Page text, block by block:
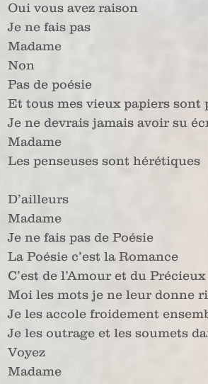
Oui vous avez raison
Je ne fais pas
Madame
Non
Pas de poésie
Et tous mes vieux papiers sont
Je ne devrais jamais avoir su
Madame
Les penseuses sont hérétiques
D’ailleurs
Madame
Je ne fais pas de Poésie
La Poésie c’est la Romance
C’est de l’Amour et du Précieux
Moi les mots je ne leur donne
Je les accole froidement
Je les outrage et les soumets
Voyez
Madame